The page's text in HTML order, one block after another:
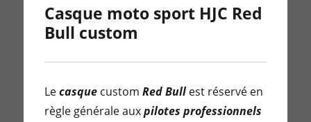
Casque moto sport HJC Red
Bull custom
Lecasque customRed Bullest réservé en
règle générale auxpilotes professionnels